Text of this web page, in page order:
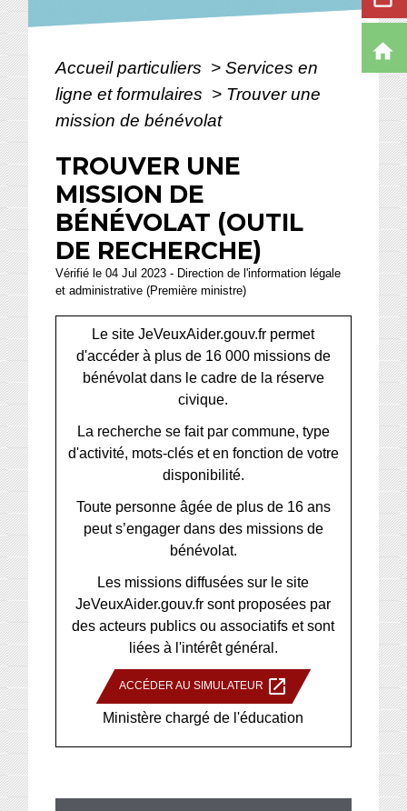
Accueil particuliers > Services en
ligne et formulaires > Trouver une
mission de bénévolat
TROUVER UNE
MISSION DE
BÉNÉVOLAT (OUTIL
DE RECHERCHE)
Vérifié le 04 Jul 2023 - Direction de l'information légale
et administrative (Première ministre)
Le site JeVeuxAider.gouv.fr permet
d'accéder à plus de 16 000 missions de
bénévolat dans le cadre de la réserve
civique.
La recherche se fait par commune, type
d'activité, mots-clés et en fonction de votre
disponibilité.
Toute personne âgée de plus de 16 ans
peut s’engager dans des missions de
bénévolat.
Les missions diffusées sur le site
JeVeuxAider.gouv.fr sont proposées par
des acteurs publics ou associatifs et sont
liées à l'intérêt général.
ACCÉDER AU SIMULATEUR open_in_new
Ministère chargé de l'éducation
home